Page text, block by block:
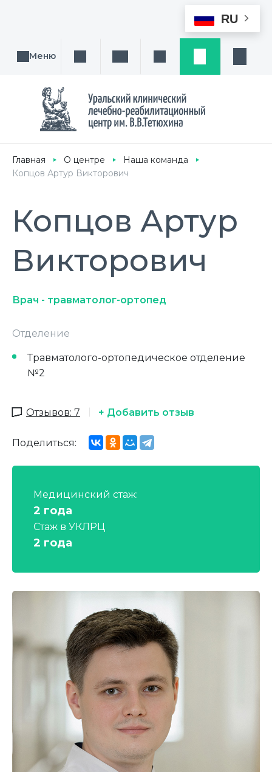
RU
Меню Поиск услуги, направления или врача
Написать намЗаказ звонка
Главная О центре
Наша команда
Копцов Артур Викторович
Копцов Артур
Викторович
Врач - травматолог-ортопед
Отделение
Травматолого-ортопедическое отделение
№2
Отзывов: 7 + Добавить отзыв
Поделиться:
Медицинский стаж:
2 года
Стаж в УКЛРЦ
2 года